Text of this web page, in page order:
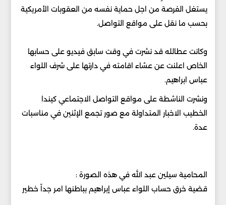
يستغل الفرصة من اجل حماية نفسه من العقوبات الأمريكية
بحسب ما نقل على مواقع التواصل.
وكانت عطالله قد نشرت في وقت سابق فيديو على حسابها
الخاص اعلنت عن عشاء اقامته في دارتها على شرف اللواء
عباس ابراهيم.
ونشرت الناشطة على مواقع التواصل الاجتماعي كيندا
الخطيب الاخبار المتداولة مع صور تجمع الإثنين في مناسبات
عدة.
المحامية سيلين عبد الله في هذه الصورة :
قضية خرق حساب اللواء عباس إبراهيم بباطنها امر جداً خطير